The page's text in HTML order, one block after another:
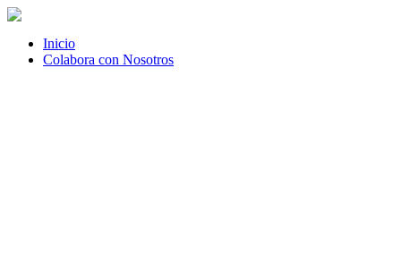
Inicio
Colabora con Nosotros